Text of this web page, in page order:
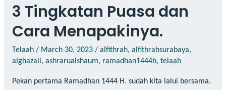
3 Tingkatan Puasa dan
Cara Menapakinya.
Telaah/ March 30, 2023/ alfithrah, alfithrahsurabaya,
alghazali, ashrarualshaum, ramadhan1444h, telaah
Pekan pertama Ramadhan 1444 H. sudah kita lalui bersama.